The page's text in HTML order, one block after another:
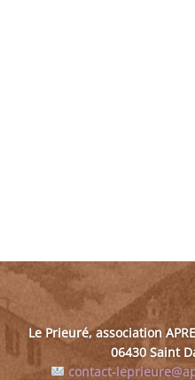
Le Prieuré, association
06430 Saint
contact-